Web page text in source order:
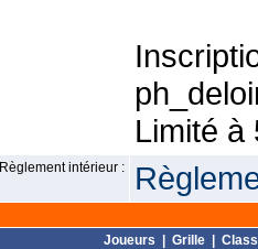
Limité à
Règlement intérieur :
Joueurs Grille